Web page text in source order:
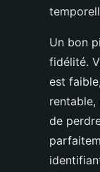
Un bon
fidélité.
est
rentable,
de